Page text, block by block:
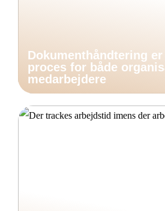
Dokumenthåndtering
proces for både
medarbejdere